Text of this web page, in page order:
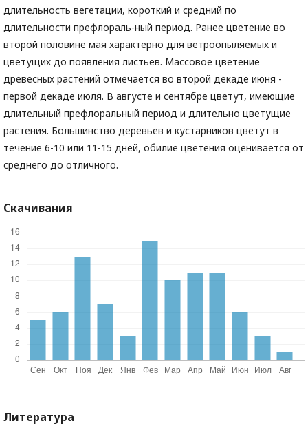
длительность вегетации, короткий и средний по
длительности префлораль-ный период. Ранее цветение во
второй половине мая характерно для ветроопыляемых и
цветущих до появления листьев. Массовое цветение
древесных растений отмечается во второй декаде июня -
первой декаде июля. В августе и сентябре цветут, имеющие
длительный префлоральный период и длительно цветущие
растения. Большинство деревьев и кустарников цветут в
течение 6-10 или 11-15 дней, обилие цветения оценивается от
среднего до отличного.
Скачивания
Литература